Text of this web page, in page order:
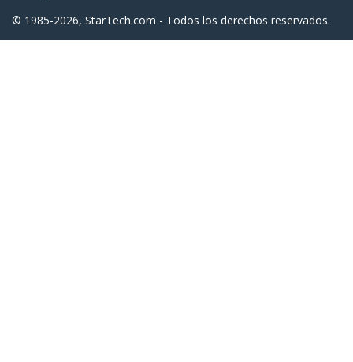
© 1985-2026, StarTech.com - Todos los derechos reservados.